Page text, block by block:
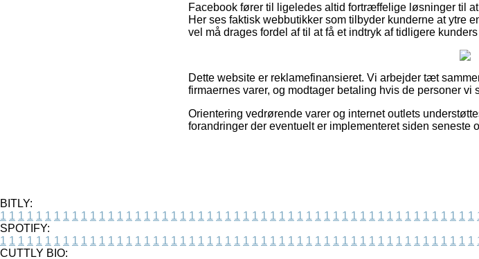
Facebook fører til ligeledes altid fortræffelige løsninger til
Her ses faktisk webbutikker som tilbyder kunderne at ytre
vel må drages fordel af til at få et indtryk af tidligere
Dette website er reklamefinansieret. Vi arbejder tæt
firmaernes varer, og modtager betaling hvis de personer vi
Orientering vedrørende varer og internet outlets
forandringer der eventuelt er implementeret siden seneste
BITLY:
1 1 1 1 1 1 1 1 1 1 1 1 1 1 1 1 1 1 1 1 1 1 1 1 1 1 1 1 1 1 1 1 1 1 1 1 1 1 1 1 1 1 1 1 1 1 1 1 1 1 1 1 1
SPOTIFY:
1 1 1 1 1 1 1 1 1 1 1 1 1 1 1 1 1 1 1 1 1 1 1 1 1 1 1 1 1 1 1 1 1 1 1 1 1 1 1 1 1 1 1 1 1 1 1 1 1 1 1 1 1
CUTTLY BIO: